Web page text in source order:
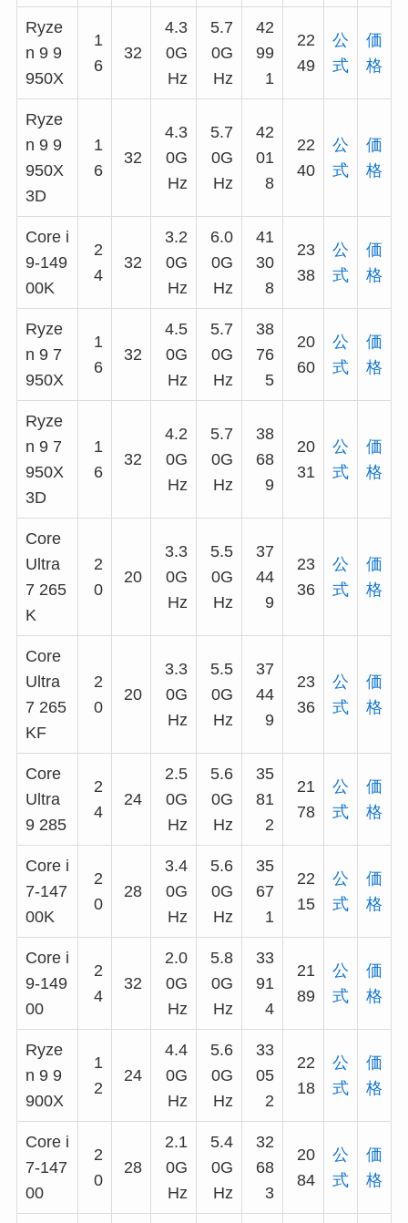
Ryze
n 9 9
950X
1
6
32
4.3
0G
Hz
5.7
0G
Hz
42
99
1
22
49
公
式
価
格
Ryze
n 9 9
950X
3D
1
6
32
4.3
0G
Hz
5.7
0G
Hz
42
01
8
22
40
公
式
価
格
Core i
9-149
00K
2
4
32
3.2
0G
Hz
6.0
0G
Hz
41
30
8
23
38
公
式
価
格
Ryze
n 9 7
950X
1
6
32
4.5
0G
Hz
5.7
0G
Hz
38
76
5
20
60
公
式
価
格
Ryze
n 9 7
950X
3D
1
6
32
4.2
0G
Hz
5.7
0G
Hz
38
68
9
20
31
公
式
価
格
Core
Ultra
7 265
K
2
0
20
3.3
0G
Hz
5.5
0G
Hz
37
44
9
23
36
公
式
価
格
Core
Ultra
7 265
KF
2
0
20
3.3
0G
Hz
5.5
0G
Hz
37
44
9
23
36
公
式
価
格
Core
Ultra
9 285
2
4
24
2.5
0G
Hz
5.6
0G
Hz
35
81
2
21
78
公
式
価
格
Core i
7-147
00K
2
0
28
3.4
0G
Hz
5.6
0G
Hz
35
67
1
22
15
公
式
価
格
Core i
9-149
00
2
4
32
2.0
0G
Hz
5.8
0G
Hz
33
91
4
21
89
公
式
価
格
Ryze
n 9 9
900X
1
2
24
4.4
0G
Hz
5.6
0G
Hz
33
05
2
22
18
公
式
価
格
Core i
7-147
00
2
0
28
2.1
0G
Hz
5.4
0G
Hz
32
68
3
20
84
公
式
価
格